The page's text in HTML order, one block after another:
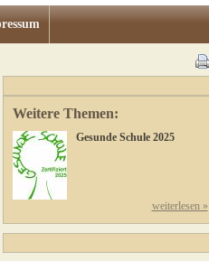
Weitere Themen:
Gesunde Schule 2025
weiterlesen »